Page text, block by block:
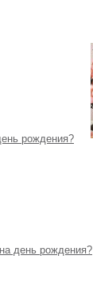
рождения?
день рождения?